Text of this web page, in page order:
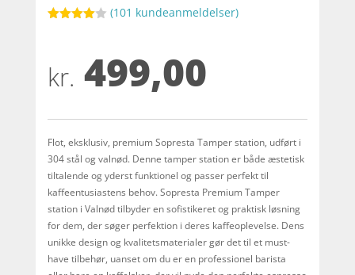
på
kundebed
(101 kundeanmeldelser)
kr. 499,00
Flot, eksklusiv, premium Sopresta Tamper station, udført i
304 stål og valnød. Denne tamper station er både æstetisk
tiltalende og yderst funktionel og passer perfekt til
kaffeentusiastens behov. Sopresta Premium Tamper
station i Valnød tilbyder en sofistikeret og praktisk løsning
for dem, der søger perfektion i deres kaffeoplevelse. Dens
unikke design og kvalitetsmaterialer gør det til et must-
have tilbehør, uanset om du er en professionel barista